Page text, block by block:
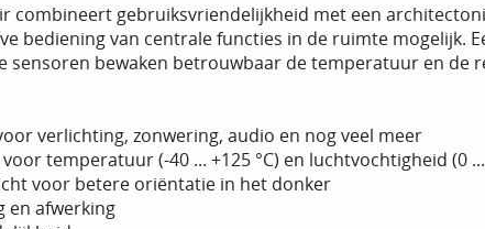
combineert gebruiksvriendelijkheid met een
bediening van centrale functies in de ruimte mogelijk.
sensoren bewaken betrouwbaar de temperatuur en de
verlichting, zonwering, audio en nog veel meer
temperatuur (-40 ... +125 °C) en luchtvochtigheid (0
voor betere oriëntatie in het donker
en afwerking